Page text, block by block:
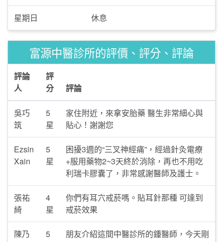
星期日 休息
富源中醫診所的評價、評分、評論
評論
人
評
分
評論
吳巧
筑
5
星
家住附近，來拿安胎藥 醫生非常細心與
貼心！謝謝您
Ezsin
Xain
5
星
困擾3週的“三叉神經痛”，經過針灸電療
+服用藥物2~3天終於消除，再也不用吃
利瑞卡膠囊了，非常感謝醫師及護士。
張祐
綺
4
星
你們有耳穴戒菸嗎。貼耳針那種 可達到
戒菸效果
陳乃
5
朋友介紹這間中醫診所的鍾醫師，今天剛